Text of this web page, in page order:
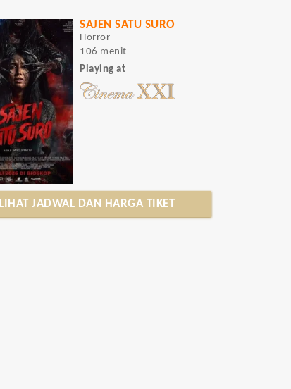
SAJEN SATU SURO
Horror
106 menit
Playing at
LIHAT JADWAL DAN HARGA TIKET